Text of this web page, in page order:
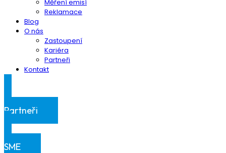
Měření emisí
Reklamace
Blog
O nás
Zastoupení
Kariéra
Partneři
Kontakt
Klientská sekce
Partneři
Klientská sekce
SME